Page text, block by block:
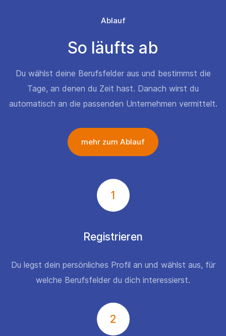
Ablauf
So läufts ab
Du wählst deine Berufsfelder aus und bestimmst die
Tage, an denen du Zeit hast. Danach wirst du
automatisch an die passenden Unternehmen vermittelt.
mehr zum Ablauf
1
Registrieren
Du legst dein persönliches Profil an und wählst aus, für
welche Berufsfelder du dich interessierst.
2